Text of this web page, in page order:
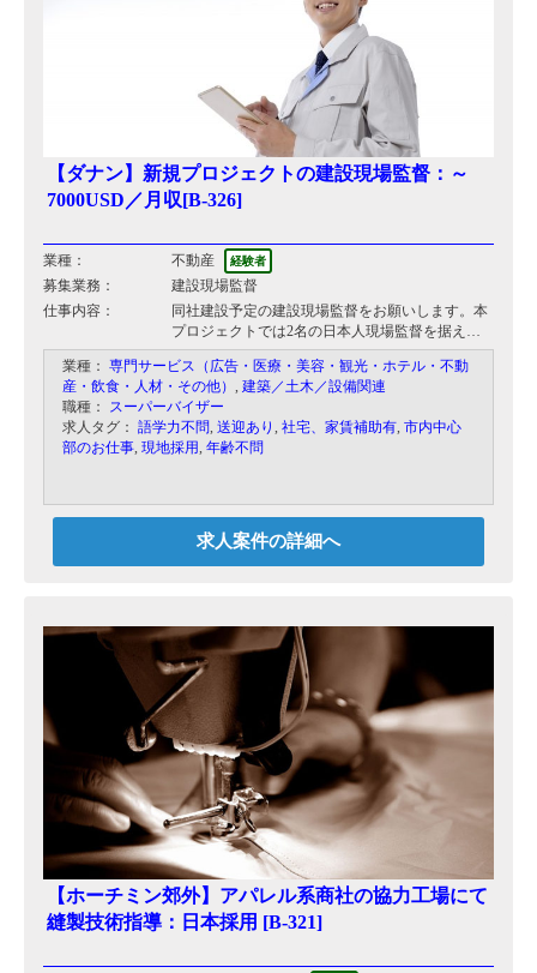
【ダナン】新規プロジェクトの建設現場監督：～
7000USD／月収[B-326]
業種： 不動産 経験者
募集業務：
建設現場監督
仕事内容：
同社建設予定の建設現場監督をお願いします。本
プロジェクトでは2名の日本人現場監督を据える
予定で、日本人同士連携をとりながら、現場のベ
トナム人ワーカーに落とし込んでいき、事業を完
遂していただく予定です。
業種： 専門サービス（広告・医療・美容・観光・ホテル・不動
産・飲食・人材・その他）
建築／土木／設備関連
職種：
スーパーバイザー
求人タグ： 語学力不問 送迎あり 社宅、家賃補助有 市内中心
部のお仕事 現地採用 年齢不問
求人案件の詳細へ
【ホーチミン郊外】アパレル系商社の協力工場にて
縫製技術指導：日本採用 [B-321]